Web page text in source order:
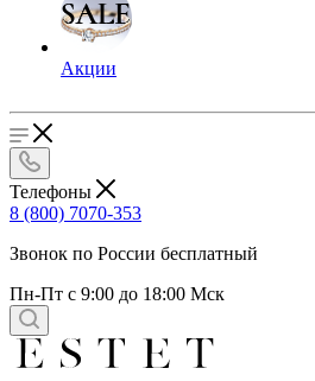
Акции
Телефоны
8 (800) 7070-353
Звонок по России бесплатный
Пн-Пт с 9:00 до 18:00 Мск